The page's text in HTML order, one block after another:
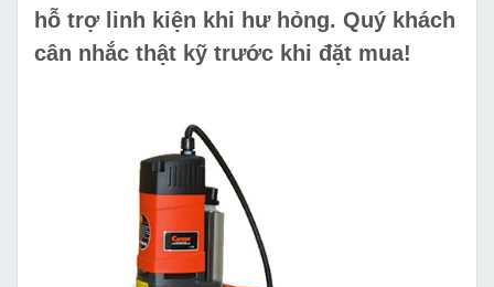
hỗ trợ linh kiện khi hư hỏng. Quý khách
cân nhắc thật kỹ trước khi đặt mua!